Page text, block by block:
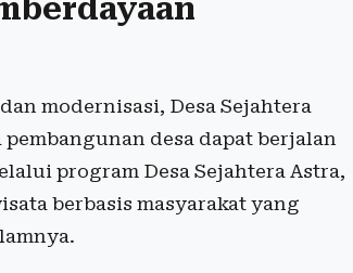
modernisasi, Desa Sejahtera
desa dapat berjalan
program Desa Sejahtera Astra,
berbasis masyarakat yang